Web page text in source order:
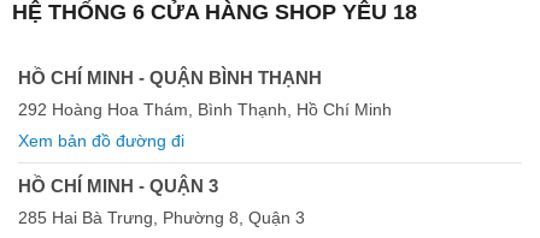
HỆ THỐNG 6 CỬA HÀNG SHOP YÊU 18
HỒ CHÍ MINH - QUẬN BÌNH THẠNH
292 Hoàng Hoa Thám, Bình Thạnh, Hồ Chí Minh
Xem bản đồ đường đi
HỒ CHÍ MINH - QUẬN 3
285 Hai Bà Trưng, Phường 8, Quận 3